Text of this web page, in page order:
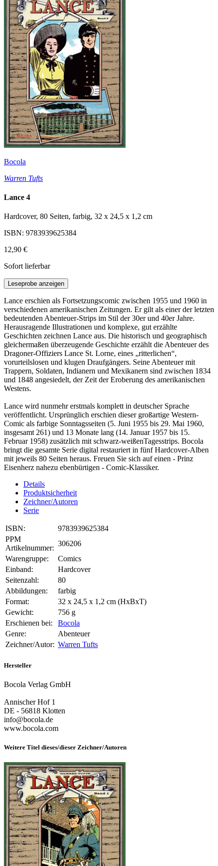
Bocola
Warren Tufts
Lance 4
Hardcover, 80 Seiten, farbig, 32 x 24,5 x 1,2 cm
ISBN: 9783939625384
12,90 €
Sofort lieferbar
Leseprobe anzeigen
Lance erschien als Fortsetzungscomic zwischen 1955 und 1960 in
verschiedenen amerikanischen Zeitungen. Er gilt als einer der letzten
bedeutenden Abenteuer-Strips im Stil der 30er und 40er Jahre.
Herausragende Illustrationen und komplexe, gut erzählte
Geschichten zeichnen Lance aus. Die historisch und geographisch
gleichermaßen überzeugende Geschichte erzählt die Abenteuer des
Dragoner-Offiziers Lance St. Lorne, eines „ritterlichen“,
vorurteilslosen und klugen Draufgängers. Seine Abenteuer mit
Trappern, Soldaten, Indianern und Mexikanern sind zwischen 1834
und 1848 angesiedelt, der Zeit der Eroberung des amerikanischen
Westens.
Lance wird nunmehr erstmals komplett in deutscher Sprache
veröffentlicht. Ursprünglich erschien dieser großartige Western-
Comic als farbige Sonntagsseiten (5. Juni 1955 bis 29. Mai 1960,
insgesamt 261) und 13 Monate lang (14. Januar 1957 bis 15.
Februar 1958) zusätzlich mit schwarz-weißenTagesstrips. Bocola
bringt die gesamte Serie digital restauriert in fünf Hardcover-Alben
mit jeweils 80 Seiten heraus. Freuen Sie sich auf einen - Prinz
Eisenherz nahezu ebenbürtigen - Comic-Klassiker.
Details
Produktsicherheit
Zeichner/Autoren
Serie
ISBN:
9783939625384
PPM
Artikelnummer:
306206
Warengruppe:
Comics
Einband:
Hardcover
Seitenzahl:
80
Abbildungen:
farbig
Format:
32 x 24,5 x 1,2 cm (HxBxT)
Gewicht:
756 g
Erschienen bei:
Bocola
Genre:
Abenteuer
Zeichner/Autor: Warren Tufts
Hersteller
Bocola Verlag GmbH
Annischer Hof 1
DE - 56818 Klotten
info@bocola.de
www.bocola.com
Weitere Titel dieses/dieser Zeichner/Autoren